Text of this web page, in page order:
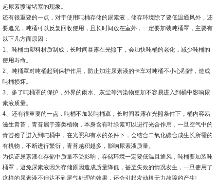
起尿素喷嘴堵塞的现象。
还有很重要的一点，对于使用吨桶存储的尿素液，储存环境除了要低温通风外，还
要遮光，吨桶可以反复回收使用，且长时间放在室外，一定要加装吨桶罩，主要有
以下几方面原因：
1、吨桶由塑料材质制成，长时间暴露在光照下，会加快吨桶的老化，减少吨桶的
使用寿命。
2、吨桶罩对吨桶起到保护作用，防止加注尿素液的卡车对吨桶不小心剐蹭，造成
吨桶损坏。
3、多了吨桶罩的保护，外界的雨水、灰尘等污染物更加不容易进入到桶中影响尿
素液质量。
4、还有很重要的一点，吨桶不加装吨桶罩，长时间暴露在光照条件下，桶内容易
滋生青苔，青苔属于藻类植物，本身含有叶绿素可以进行光合作用，一旦空气中的
青苔孢子进入到吨桶中，在光照和有水的条件下，会结合二氧化碳合成生长所需的
有机物，不断进行繁衍，青苔越积越多，影响尿素液质量。
为保证尿素液在存储中质量不受影响，存储环境一定要低温且通风，吨桶要加装吨
桶罩，避免尿素液因为存储原因造成质量降低，甚至失效的情况发生，一旦使用了
这样的尿素液不但达不到尾气处理的效果，还会引起发动机无力故障的产生!